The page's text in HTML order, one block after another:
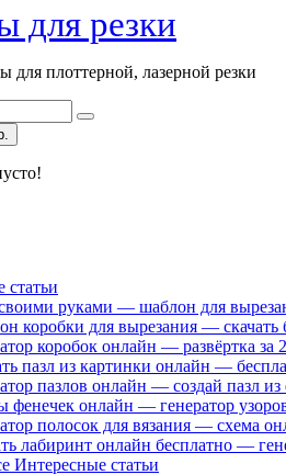
для резки
для плоттерной, лазерной резки
статьи
руками — шаблон для
коробки для вырезания — скачать
коробок онлайн — развёртка за
пазл из картинки онлайн —
пазлов онлайн — создай пазл из
фенечек онлайн — генератор
полосок для вязания — схема
лабиринт онлайн бесплатно —
Интересные статьи